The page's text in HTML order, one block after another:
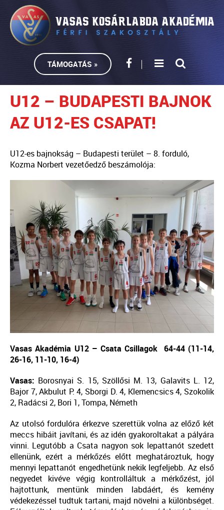
TÁMOGATÁS »
U12 – BUDAPESTI BAJNOK
AZ U12-ES CSAPAT!
U12-es bajnokság – Budapesti terület – 8. forduló,
Kozma Norbert vezetőedző beszámolója:
Vasas Akadémia U12 – Csata Csillagok 64-44 (11-14,
26-16, 11-10, 16-4)
Vasas: Borosnyai S. 15, Szöllősi M. 13, Galavits L. 12,
Bajor 7, Akbulut P. 4, Sborgi D. 4, Klemencsics 4, Szokolik
2, Radácsi 2, Bori 1, Tompa, Németh
Az utolsó fordulóra érkezve szerettük volna az előző két
meccs hibáit javítani, és az idén gyakoroltakat a pályára
vinni. Legutóbb a Csata nagyon sok lepattanót szedett
ellenünk, ezért a mérkőzés előtt meghatároztuk, hogy
mennyi lepattanót engedhetünk nekik legfeljebb. Az első
negyedet kivéve végig kontrolláltuk a mérkőzést, jól
hajtottunk, mentünk minden labdáért, és kemény
védekezéssel tudtuk tartani, majd növelni a különbséget.